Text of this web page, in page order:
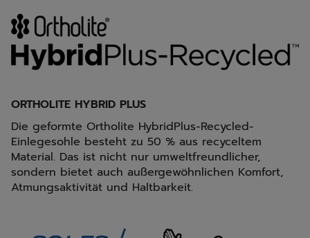
ORTHOLITE HYBRID PLUS
Die geformte Ortholite HybridPlus-Recycled-
Einlegesohle besteht zu 50 % aus recyceltem
Material. Das ist nicht nur umweltfreundlicher,
sondern bietet auch außergewöhnlichen Komfort,
Atmungsaktivität und Haltbarkeit.